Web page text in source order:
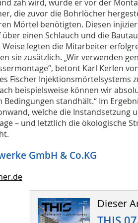
zäh wird, wurde er vor der
die zuvor die Bohrlöcher
Mörtel benötigten. Diesen
über einen Schlauch und die
Weise legten die Mitarbeiter
sie zusätzlich. „Wir verwenden
betont Karl Kerlen
Fischer Injektionsmörtelsystems
beispielsweise können wir
Bedingungen standhält.“ Im
welche die Instandsetzung
– und letztlich die ökologische
GmbH & Co.KG
Dieser